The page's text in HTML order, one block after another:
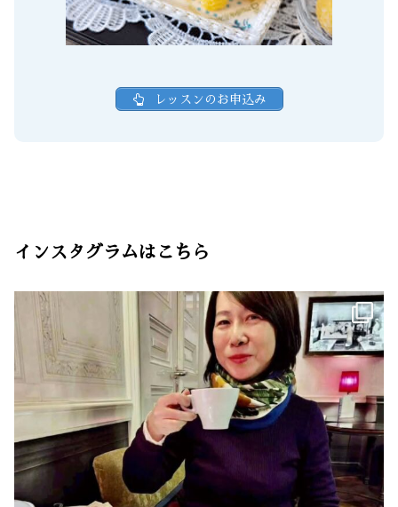
レッスンのお申込み
インスタグラムはこちら